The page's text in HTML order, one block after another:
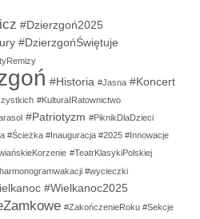
#Dzierzgoń2025
#DzierzgońŚwiętuje
#Historia #Jasna #Koncert
#KulturaIRatownictwo
#Patriotyzm #PiknikDlaDzieci
#Ścieżka #Inauguracja #2025 #Innowacje
#TeatrKlasykiPolskiej
#wycieczki
#Wielkanoc2025
#ZakończenieRoku #Sekcje